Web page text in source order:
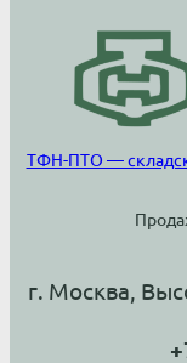
ТФН-ПТО —
г. Москва,